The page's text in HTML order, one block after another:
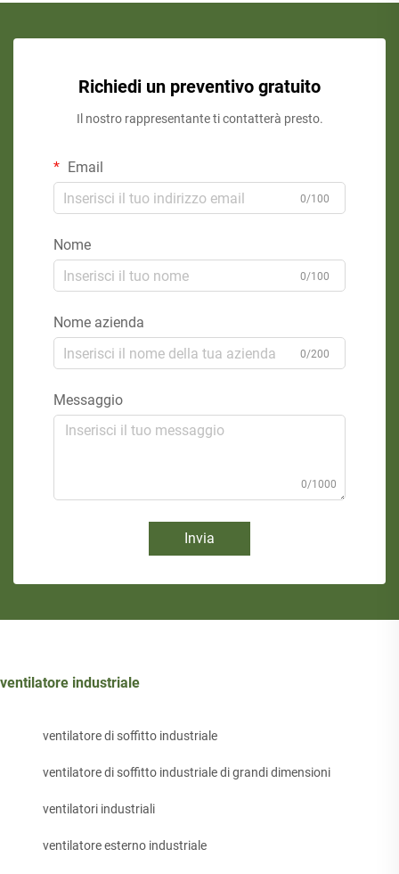
Richiedi un preventivo gratuito
Il nostro rappresentante ti contatterà presto.
Email
0/100
Nome
0/100
Nome azienda
0/200
Messaggio
0/1000
Invia
ventilatore industriale
ventilatore di soffitto industriale
ventilatore di soffitto industriale di grandi dimensioni
ventilatori industriali
ventilatore esterno industriale